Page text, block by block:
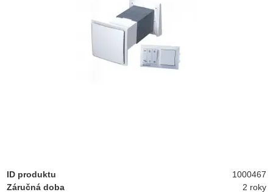
ID produktu
1000467
Záručná doba
2 roky